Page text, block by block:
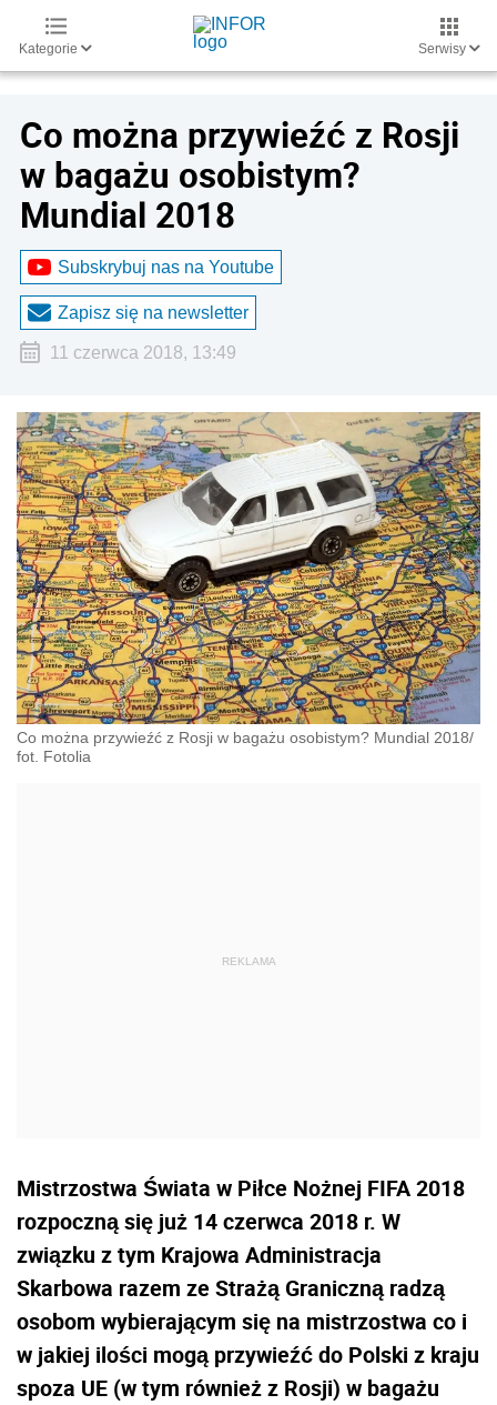
Kategorie Serwisy
Co można przywieźć z Rosji
w bagażu osobistym?
Mundial 2018
Subskrybuj nas na Youtube
Zapisz się na newsletter
11 czerwca 2018, 13:49
Co można przywieźć z Rosji w bagażu osobistym? Mundial 2018/
fot. Fotolia
Mistrzostwa Świata w Piłce Nożnej FIFA 2018
rozpoczną się już 14 czerwca 2018 r. W
związku z tym Krajowa Administracja
Skarbowa razem ze Strażą Graniczną radzą
osobom wybierającym się na mistrzostwa co i
w jakiej ilości mogą przywieźć do Polski z kraju
spoza UE (w tym również z Rosji) w bagażu